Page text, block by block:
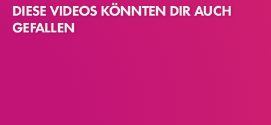
DIESE VIDEOS KÖNNTEN DIR AUCH
GEFALLEN